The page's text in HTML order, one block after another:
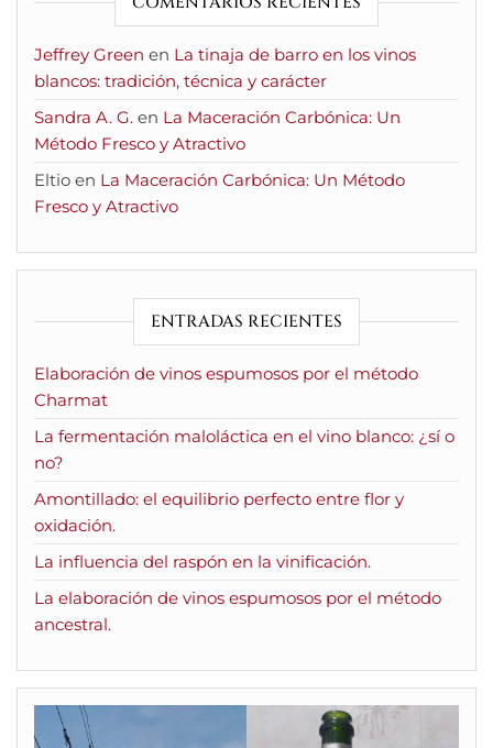
Jeffrey Green en La tinaja de barro en los vinos
blancos: tradición, técnica y carácter
Sandra A. G. en La Maceración Carbónica: Un
Método Fresco y Atractivo
Eltio en La Maceración Carbónica: Un Método
Fresco y Atractivo
ENTRADAS RECIENTES
Elaboración de vinos espumosos por el método
Charmat
La fermentación maloláctica en el vino blanco: ¿sí o
no?
Amontillado: el equilibrio perfecto entre flor y
oxidación.
La influencia del raspón en la vinificación.
La elaboración de vinos espumosos por el método
ancestral.